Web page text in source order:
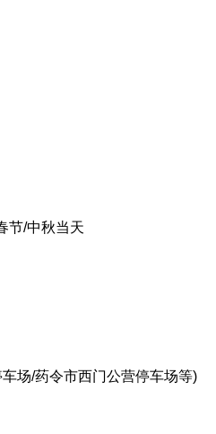
节/中秋当天
场/药令市西门公营停车场等)